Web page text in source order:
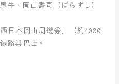
牛、岡山壽司（ばらずし）
日本岡山周遊券」（約4000
路與巴士。